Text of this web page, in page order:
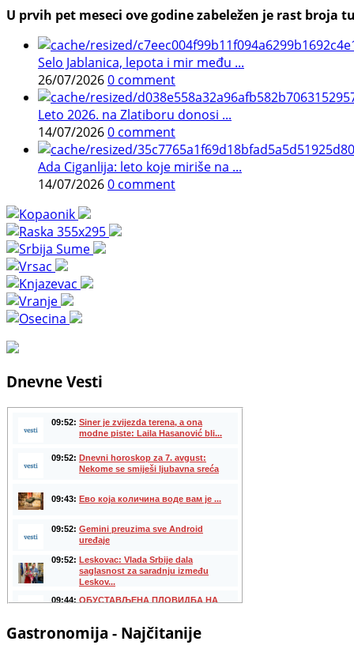
U prvih pet meseci ove godine zabeležen je rast
Selo Jablanica, lepota i mir među ...
26/07/20260 comment
Leto 2026. na Zlatiboru donosi ...
14/07/20260 comment
Ada Ciganlija: leto koje miriše na ...
14/07/20260 comment
Dnevne Vesti
Gastronomija - Najčitanije